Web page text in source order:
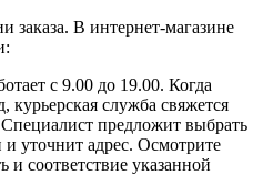
заказа. В интернет-магазине
с 9.00 до 19.00. Когда
курьерская служба свяжется
предложит выбрать
и уточнит адрес. Осмотрите
и соответствие указанной